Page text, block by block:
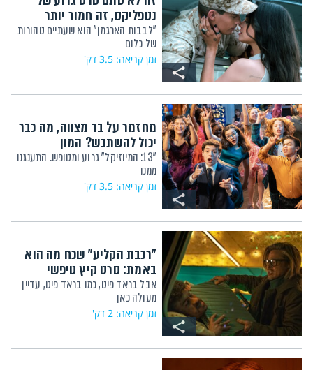
נטפליקס, זה חמור יותר
"לבבות הארגמן" הוא שעתיים טהורות
של כלום
זמן קריאה: 3.5 דק'
מחזמר על בר מצווה, מה כבר
יכול להשתבש? המון
"13: המיוזיקל" גרוע ומטופש. התענגנו
ממנו
זמן קריאה: 3.5 דק'
"רכבת הקליע" שכח מה הוא
באמת: סרט קיץ טיפשי
אבל בראד פיט, כמו בראד פיט, עדיין
מעולה כאן
זמן קריאה: 2 דק'